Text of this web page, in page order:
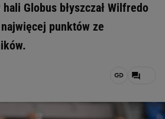
Globus błyszczał Wilfredo
punktów ze